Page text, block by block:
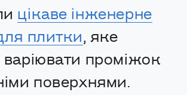
цікаве інженерне
плитки, яке
проміжок
поверхнями.